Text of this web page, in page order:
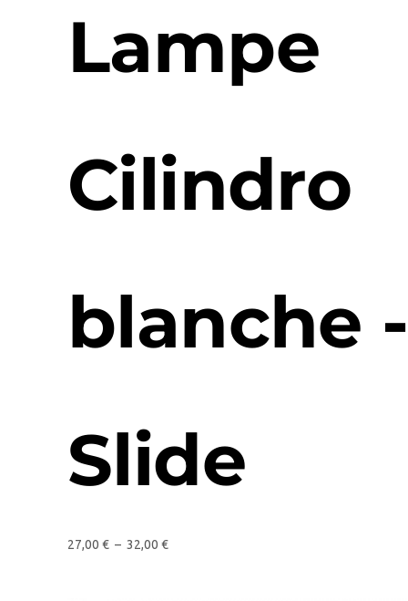
Lampe
Cilindro
blanche -
Slide
27,00 € – 32,00 €